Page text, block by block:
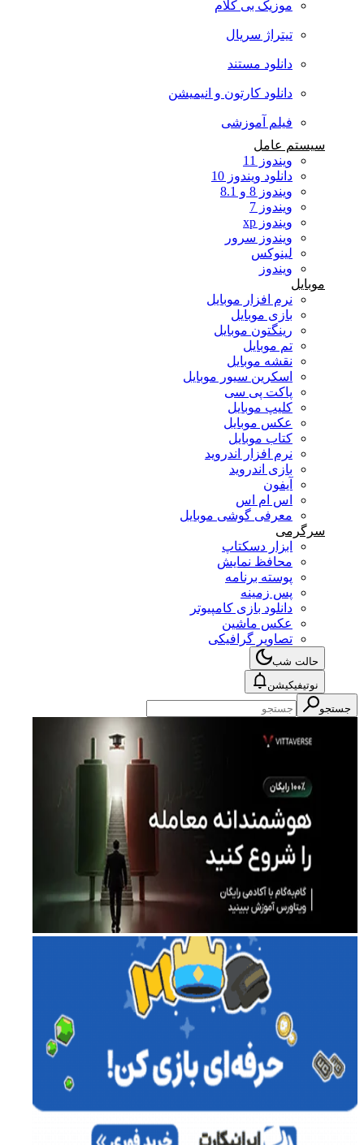
موزیک بی کلام
تیتراژ سریال
دانلود مستند
دانلود کارتون و انیمیشن
فیلم آموزشی
سیستم عامل
ویندوز 11
دانلود ویندوز 10
ویندوز 8 و 8.1
ویندوز 7
ویندوز xp
ویندوز سرور
لینوکس
ویندوز
موبایل
نرم افزار موبایل
بازی موبایل
رینگتون موبایل
تم موبایل
نقشه موبایل
اسکرین سیور موبایل
پاکت پی سی
کلیپ موبایل
عکس موبایل
کتاب موبایل
نرم افزار اندروید
بازی اندروید
آیفون
اس ام اس
معرفی گوشی موبایل
سرگرمی
ابزار دسکتاپ
محافظ نمایش
پوسته برنامه
پس زمینه
دانلود بازی کامپیوتر
عکس ماشین
تصاویر گرافیکی
حالت شب
نوتیفیکیشن
جستجو